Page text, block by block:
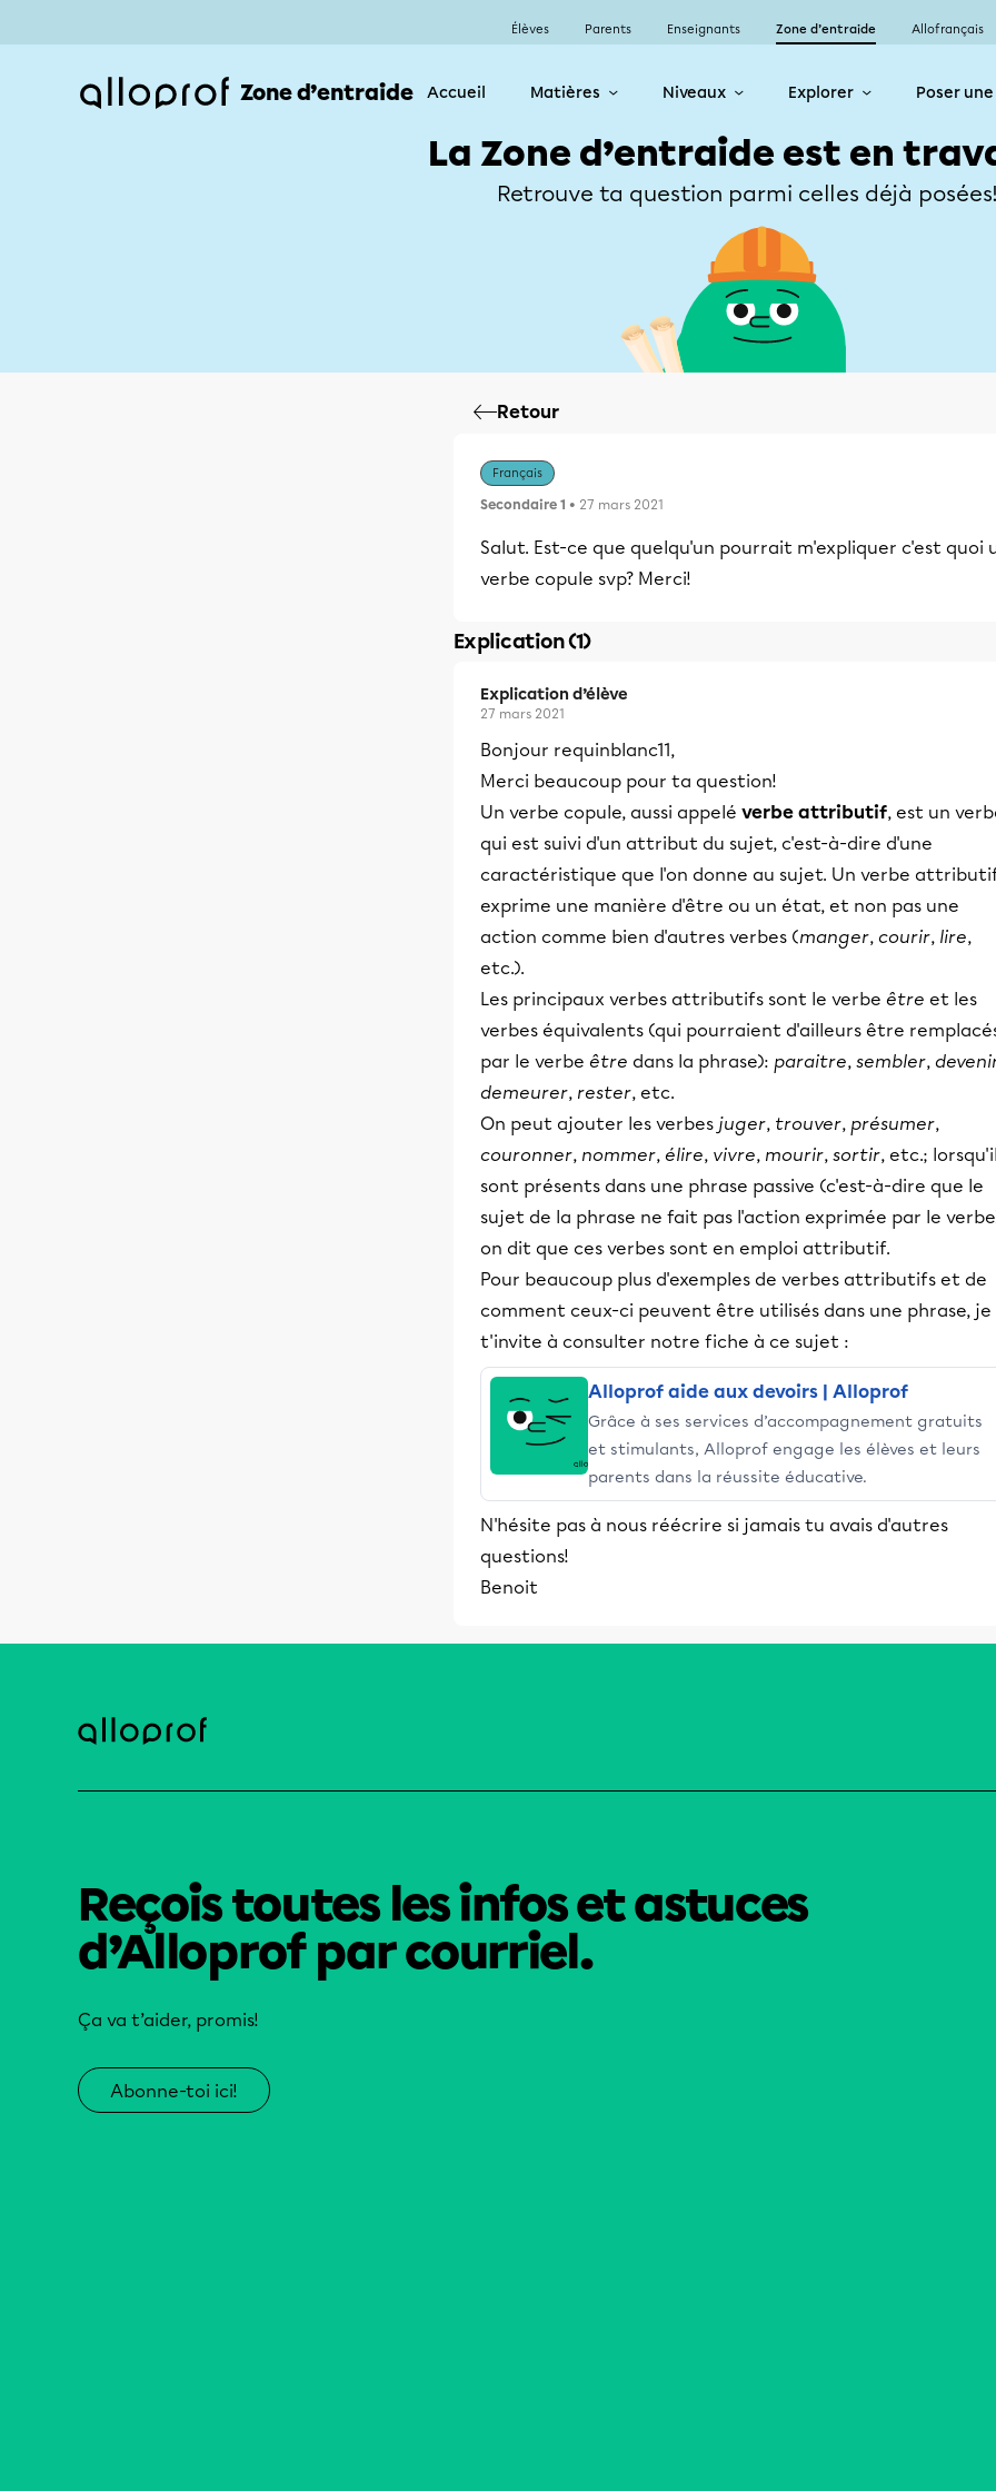
Élèves Parents Enseignants Zone d’entraide Allofrançais
Zone d’entraide Accueil Matières Niveaux Explorer Poser
La Zone d’entraide est en
Retrouve ta question parmi celles déjà posées!
Retour
Français
Secondaire 1 • 27 mars 2021
Salut. Est-ce que quelqu'un pourrait m'expliquer c'est quoi
verbe copule svp? Merci!
Explication (1)
Explication d’élève
27 mars 2021
Bonjour requinblanc11,
Merci beaucoup pour ta question!
Un verbe copule, aussi appelé verbe attributif, ​​est un
qui est suivi d'un attribut du sujet, c'est-à-dire d'une
caractéristique que l'on donne au sujet. Un verbe
exprime une manière d'être ou un état, et non pas une
action comme bien d'autres verbes (manger, courir, lire,
etc.).
Les principaux verbes attributifs sont le verbe être et les
verbes équivalents (qui pourraient d'ailleurs être
par le verbe être dans la phrase): paraitre, sembler,
demeurer, rester, etc.
On peut ajouter les verbes juger, trouver, présumer,
couronner, nommer, élire, vivre, mourir, sortir, etc.;
sont présents dans une phrase passive (c'est-à-dire que le
sujet de la phrase ne fait pas l'action exprimée par le
on dit que ces verbes sont en emploi attributif.
Pour beaucoup plus d'exemples de verbes attributifs et de
comment ceux-ci peuvent être utilisés dans une phrase, je
t'invite à consulter notre fiche à ce sujet :
Alloprof aide aux devoirs | Alloprof
Grâce à ses services d’accompagnement gratuits
et stimulants, Alloprof engage les élèves et leurs
parents dans la réussite éducative.
N'hésite pas à nous réécrire si jamais tu avais d'autres
questions!
Benoit
Reçois toutes les infos et astuces
d’Alloprof par courriel.
Ça va t’aider, promis!
Abonne-toi ici!